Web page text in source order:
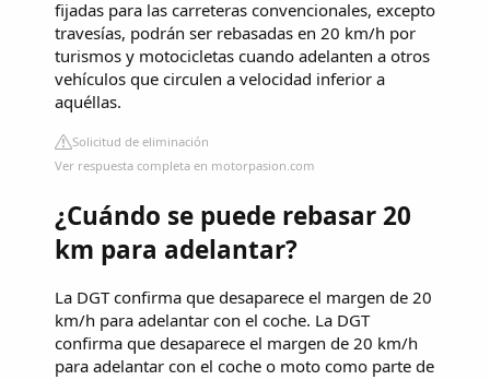
fijadas para las carreteras convencionales, excepto
travesías, podrán ser rebasadas en 20 km/h por
turismos y motocicletas cuando adelanten a otros
vehículos que circulen a velocidad inferior a
aquéllas.
Solicitud de eliminación
Ver respuesta completa en motorpasion.com
¿Cuándo se puede rebasar 20
km para adelantar?
La DGT confirma que desaparece el margen de 20
km/h para adelantar con el coche. La DGT
confirma que desaparece el margen de 20 km/h
para adelantar con el coche o moto como parte de